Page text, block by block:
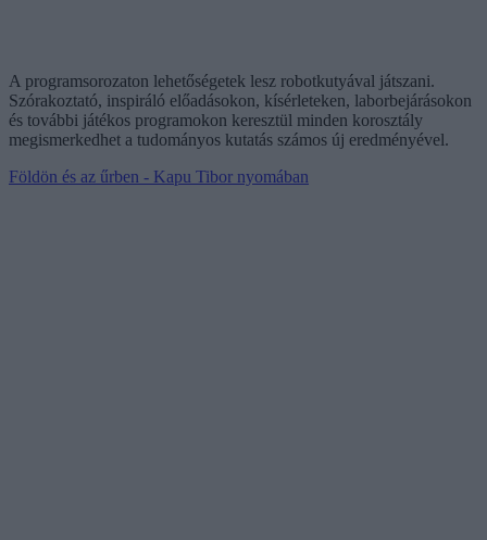
A programsorozaton lehetőségetek lesz robotkutyával játszani.
Szórakoztató, inspiráló előadásokon, kísérleteken, laborbejárásokon
és további játékos programokon keresztül minden korosztály
megismerkedhet a tudományos kutatás számos új eredményével.
Földön és az űrben - Kapu Tibor nyomában